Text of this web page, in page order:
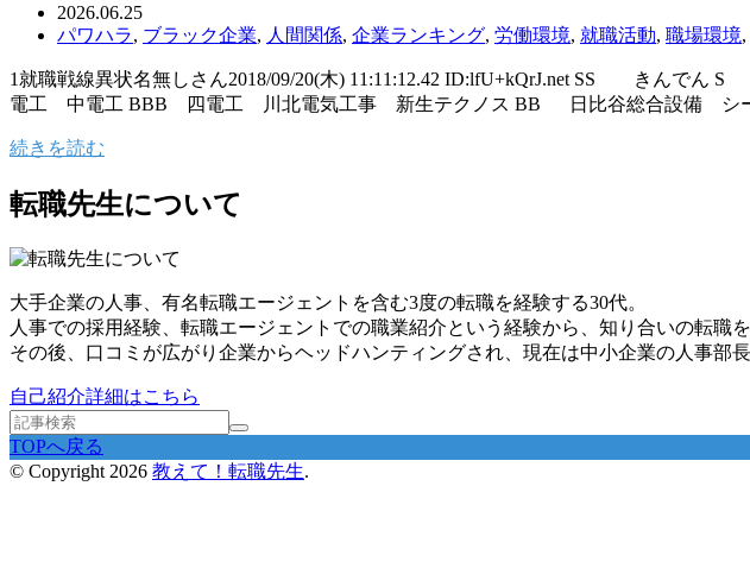
2026.06.25
パワハラ, ブラック企業, 人間関係, 企業ランキング, 労働環境, 就職活動, 職場環境,
1就職戦線異状名無しさん2018/09/20(木) 11:11:12.42 ID:lfU+kQrJ.net SS き
電工 中電工 BBB 四電工 川北電気工事 新生テクノス BB 日比谷総合設備
続きを読む
転職先生について
大手企業の人事、有名転職エージェントを含む3度の転職を経験する30代。
人事での採用経験、転職エージェントでの職業紹介という経験から、知り合いの転職
その後、口コミが広がり企業からヘッドハンティングされ、現在は中小企業の人事部長
自己紹介詳細はこちら
TOPへ戻る
© Copyright 2026 教えて！転職先生.